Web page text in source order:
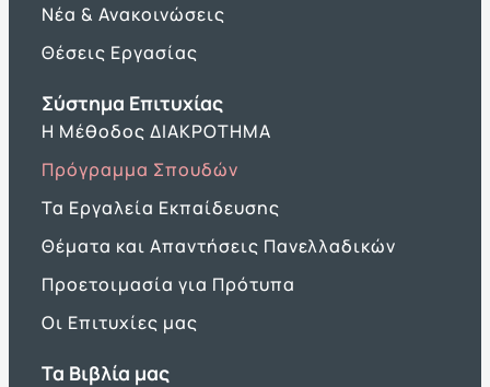
Νέα & Ανακοινώσεις
Θέσεις Εργασίας
Σύστημα Επιτυχίας
Η Μέθοδος ΔΙΑΚΡΟΤΗΜΑ
Πρόγραμμα Σπουδών
Τα Εργαλεία Εκπαίδευσης
Θέματα και Απαντήσεις Πανελλαδικών
Προετοιμασία για Πρότυπα
Οι Επιτυχίες μας
Τα Βιβλία μας